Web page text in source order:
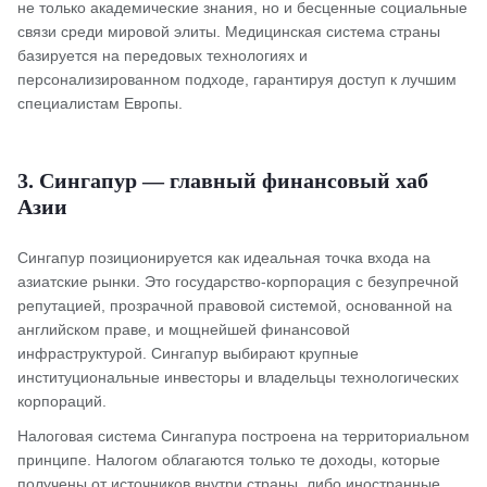
не только академические знания, но и бесценные социальные
связи среди мировой элиты. Медицинская система страны
базируется на передовых технологиях и
персонализированном подходе, гарантируя доступ к лучшим
специалистам Европы.
3. Сингапур — главный финансовый хаб
Азии
Сингапур позиционируется как идеальная точка входа на
азиатские рынки. Это государство-корпорация с безупречной
репутацией, прозрачной правовой системой, основанной на
английском праве, и мощнейшей финансовой
инфраструктурой. Сингапур выбирают крупные
институциональные инвесторы и владельцы технологических
корпораций.
Налоговая система Сингапура построена на территориальном
принципе. Налогом облагаются только те доходы, которые
получены от источников внутри страны, либо иностранные